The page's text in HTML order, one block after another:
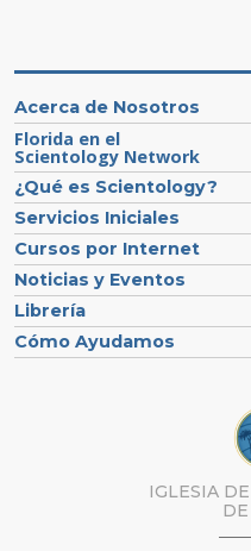
Acerca de Nosotros
Florida en el
Scientology Network
¿Qué es Scientology?
Servicios Iniciales
Cursos por Internet
Noticias y Eventos
Librería
Cómo Ayudamos
IGLESIA